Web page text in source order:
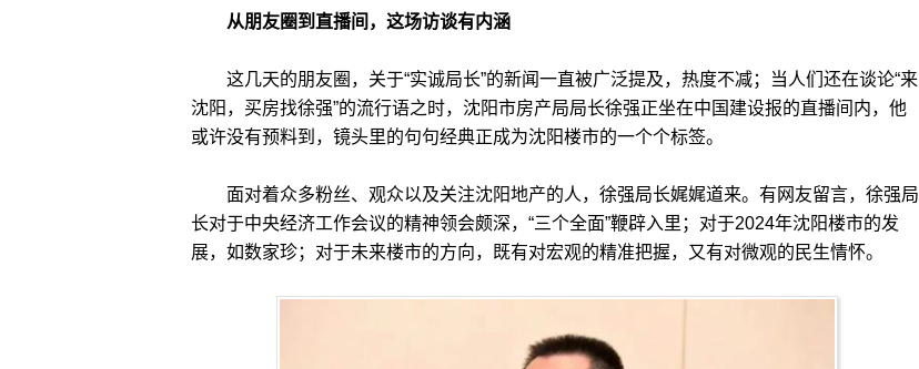
从朋友圈到直播间，这场访谈有内涵
这几天的朋友圈，关于“实诚局长”的新闻一直被广泛提及，热度不减；当人们还在谈论“来
沈阳，买房找徐强”的流行语之时，沈阳市房产局局长徐强正坐在中国建设报的直播间内，他
或许没有预料到，镜头里的句句经典正成为沈阳楼市的一个个标签。
面对着众多粉丝、观众以及关注沈阳地产的人，徐强局长娓娓道来。有网友留言，徐强局
长对于中央经济工作会议的精神领会颇深，“三个全面”鞭辟入里；对于2024年沈阳楼市的发
展，如数家珍；对于未来楼市的方向，既有对宏观的精准把握，又有对微观的民生情怀。